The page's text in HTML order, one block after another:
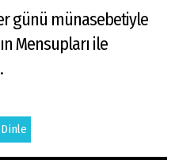
günü münasebetiyle
Mensupları ile
Dinle